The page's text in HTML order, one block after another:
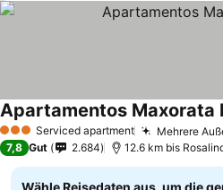
3 SterneServiced apartment Mehrere
Apartamentos Maxorata
7,8 Gut 2.684 12.6 km bis
Wähle Reisedaten aus, um die